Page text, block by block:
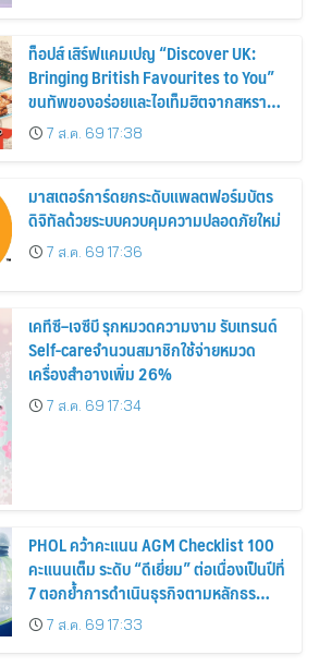
ท็อปส์ เสิร์ฟแคมเปญ “Discover UK:
Bringing British Favourites to You”
ขนทัพของอร่อยและไอเท็มฮิตจากสหราช
อาณาจักร ส่งตรงถึงมือตั้งแต่วันนี้ – 18
สิงหาคมนี้
7 ส.ค. 69 17:38
มาสเตอร์การ์ดยกระดับแพลตฟอร์มบัตร
ดิจิทัลด้วยระบบควบคุมความปลอดภัยใหม่
7 ส.ค. 69 17:36
เคทีซี–เจซีบี รุกหมวดความงาม รับเทรนด์
Self-careจำนวนสมาชิกใช้จ่ายหมวด
เครื่องสำอางเพิ่ม 26%
7 ส.ค. 69 17:34
PHOL คว้าคะแนน AGM Checklist 100
คะแนนเต็ม ระดับ “ดีเยี่ยม” ต่อเนื่องเป็นปีที่
7 ตอกย้ำการดำเนินธุรกิจตามหลักธร
รมาภิบาล โปร่งใส สร้างความเชื่อมั่นผู้ถือ
หุ้น
7 ส.ค. 69 17:33